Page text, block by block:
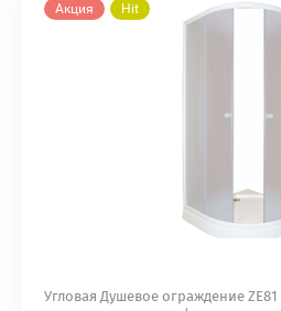
Акция Hit
Угловая Душевое ограждение ZE81